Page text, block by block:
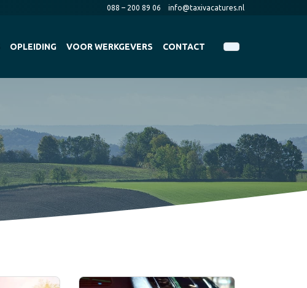
088 – 200 89 06 info@taxivacatures.nl
OPLEIDING VOOR WERKGEVERS CONTACT